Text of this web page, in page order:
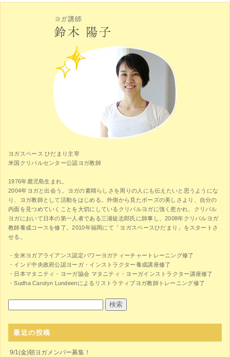
ヨガスペース ひだまり主宰
米国クリパルセンター公認ヨガ教師
1976年鹿児島生まれ。
2004年ヨガと出会う。ヨガの素晴らしさを周りの人にも伝えたいと思うようにな
り、ヨガ教師として活動をはじめる。外側から見たポーズの美しさより、自分の
内面を見つめていくことを大切にしているクリパルヨガに強く惹かれ、クリパル
ヨガにおいて日本の第一人者である三浦徒志郎氏に師事し、2008年クリパルヨガ
教師養成コースを修了。2010年福岡にて「ヨガスペースひだまり」をスタートさ
せる。
・全米ヨガアライアンス認定パワーヨガティーチャートレーニング修了
・インド中央政府公認ヨーガ・インストラクター養成講座修了
・日本マタニティ・ヨーガ協会 マタニティ・ヨーガインストラクター講座修了
・Sudha Carolyn Lundeenによるリストラティブヨガ教師トレーニング修了
最近の投稿
9/1(金)朝ヨガメンバー募集！